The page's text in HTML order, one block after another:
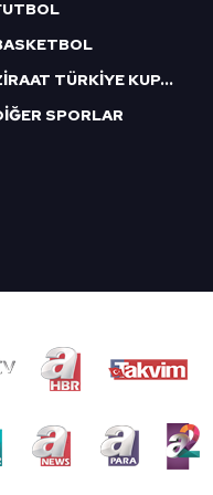
ZİRAAT TÜRKİYE KUPASI
SPORLAR